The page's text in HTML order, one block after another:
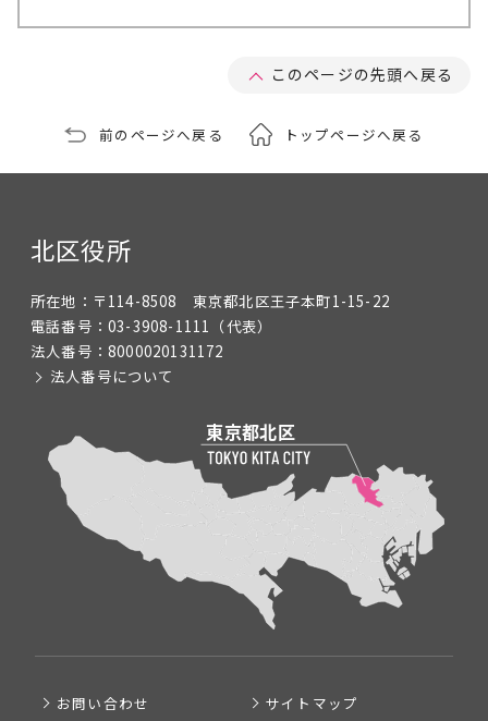
このページの先頭へ戻る
前のページへ戻る トップページへ戻る
北区役所
所在地： 〒114-8508 東京都北区王子本町1-15-22
電話番号： 03-3908-1111 （代表）
法人番号： 8000020131172
法人番号について
お問い合わせ サイトマップ